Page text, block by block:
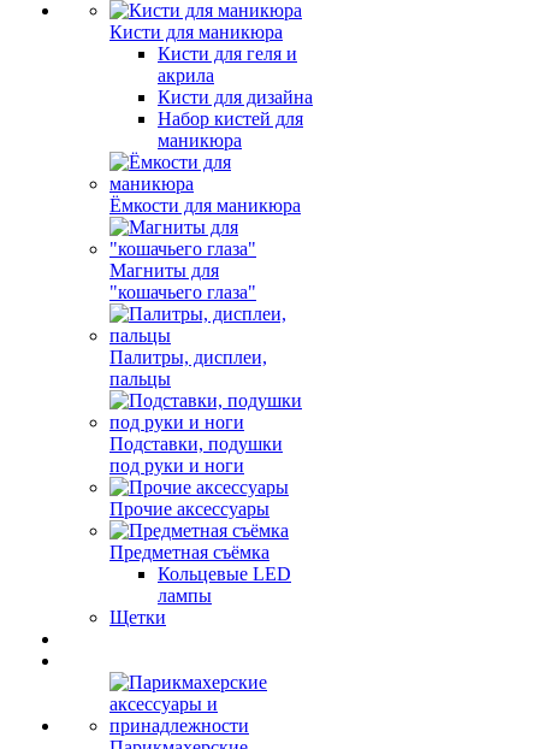
Кисти для маникюра
Кисти для геля и
акрила
Кисти для дизайна
Набор кистей для
маникюра
Ёмкости для маникюра
Магниты для
"кошачьего глаза"
Палитры, дисплеи,
пальцы
Подставки, подушки
под руки и ноги
Прочие аксессуары
Предметная съёмка
Кольцевые LED
лампы
Щетки